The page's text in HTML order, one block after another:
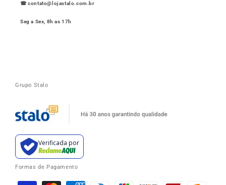
☎ contato@lojastalo.com.br
Seg a Sex, 8h as 17h
Grupo Stalo
Verificada por
Formas de Pagamento